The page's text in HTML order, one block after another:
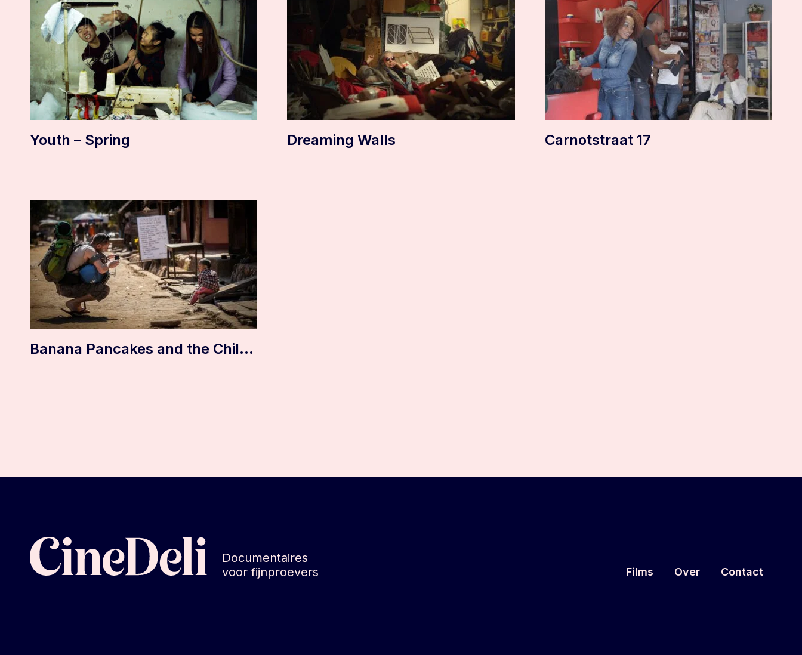
Youth – Spring Dreaming Walls Carnotstraat 17
Banana Pancakes and the Children of Sticky Rice
Documentaires
voor fijnproevers
Films Over Contact